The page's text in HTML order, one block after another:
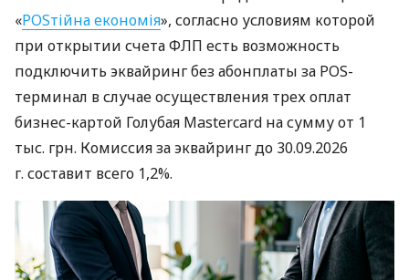
«POSтійна економія», согласно условиям которой
при открытии счета ФЛП есть возможность
подключить эквайринг без абонплаты за POS-
терминал в случае осуществления трех оплат
бизнес-картой Голубая Mastercard на сумму от 1
тыс. грн. Комиссия за эквайринг до 30.09.2026
г. составит всего 1,2%.